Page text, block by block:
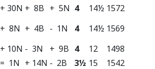
+ 30N + 8B + 5N 4 14½ 1572
+ 8N + 4B - 1N 4 14½ 1569
+ 10N - 3N + 9B 4 12
1498
= 1N + 14N - 2B 3½ 15
1542